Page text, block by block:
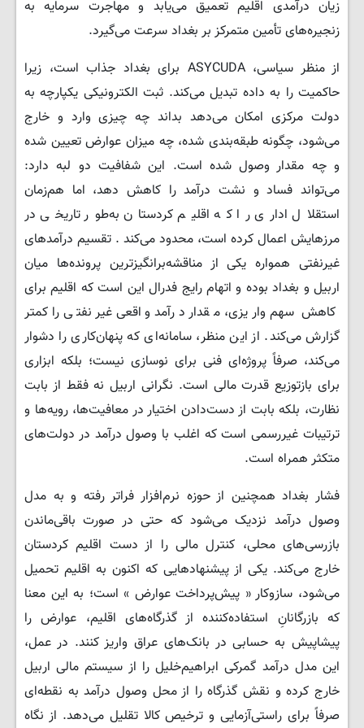
زیان درآمدی اقلیم تعمیق می‌یابد و مهاجرت سرمایه به
زنجیره‌های تأمین متمرکز بر بغداد سرعت می‌گیرد.
از منظر سیاسی، ASYCUDA برای بغداد جذاب است، زیرا
حاکمیت را به داده تبدیل می‌کند. ثبت الکترونیکی یکپارچه به
دولت مرکزی امکان می‌دهد بداند چه چیزی وارد و خارج
می‌شود، چگونه طبقه‌بندی شده، چه میزان عوارض تعیین شده
و چه مقدار وصول شده است. این شفافیت دو لبه دارد:
می‌تواند فساد و نشت درآمد را کاهش دهد، اما هم‌زمان
استقلال اداری را که اقلیم کردستان به‌طور تاریخی در
مرزهایش اعمال کرده است، محدود می‌کند . تقسیم درآمدهای
غیرنفتی همواره یکی از مناقشه‌برانگیزترین پرونده‌ها میان
اربیل و بغداد بوده و اتهام رایج فدرال این است که اقلیم برای
کاهش سهم واریزی، مقدار درآمد واقعی غیرنفتی را کمتر
گزارش می‌کند. از این منظر، سامانه‌ای که پنهان‌کاری را دشوار
می‌کند، صرفاً پروژه‌ای فنی برای نوسازی نیست؛ بلکه ابزاری
برای بازتوزیع قدرت مالی است. نگرانی اربیل نه فقط از بابت
نظارت، بلکه بابت از دست‌دادن اختیار در معافیت‌ها، رویه‌ها و
ترتیبات غیررسمی است که اغلب با وصول درآمد در دولت‌های
متکثر همراه است.
فشار بغداد همچنین از حوزه نرم‌افزار فراتر رفته و به مدل
وصول درآمد نزدیک می‌شود که حتی در صورت باقی‌ماندن
بازرسی‌های محلی، کنترل مالی را از دست اقلیم کردستان
خارج می‌کند. یکی از پیشنهادهایی که اکنون به اقلیم تحمیل
می‌شود، سازوکار « پیش‌پرداخت عوارض » است؛ به این معنا
که بازرگانانِ استفاده‌کننده از گذرگاه‌های اقلیم، عوارض را
پیشاپیش به حسابی در بانک‌های عراق واریز کنند. در عمل،
این مدل درآمد گمرکی ابراهیم‌خلیل را از سیستم مالی اربیل
خارج کرده و نقش گذرگاه را از محل وصول درآمد به نقطه‌ای
صرفاً برای راستی‌آزمایی و ترخیص کالا تقلیل می‌دهد. از نگاه